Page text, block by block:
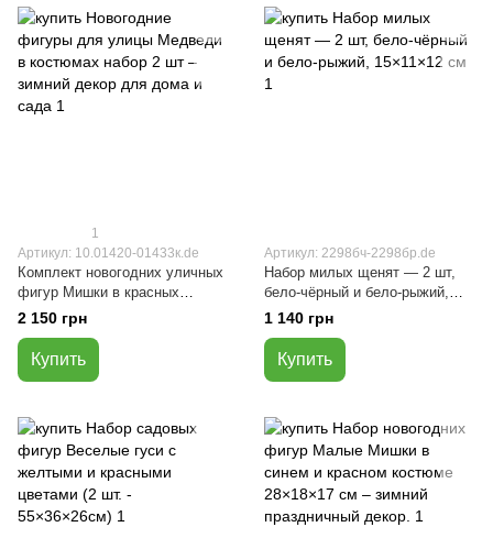
1
Артикул: 10.01420-01433к.de
Комплект новогодних уличных
фигур Мишки в красных
костюмах 2 шт (37×28×21 см и
28×18×17 см)
2 150 грн
Купить
Артикул: 2298бч-2298бр.de
Набор милых щенят — 2 шт,
бело-чёрный и бело-рыжий,
15×11×12 см
1 140 грн
Купить